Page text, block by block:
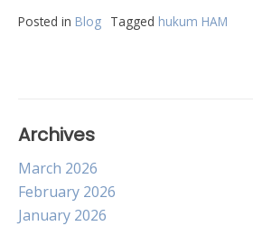
Posted in Blog Tagged hukum HAM
Archives
March 2026
February 2026
January 2026